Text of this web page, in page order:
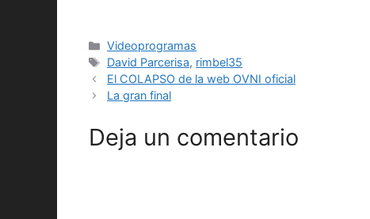
Categorías
Videoprogramas
Etiquetas
David Parcerisa, rimbel35
El COLAPSO de la web OVNI oficial
La gran final
Deja un comentario